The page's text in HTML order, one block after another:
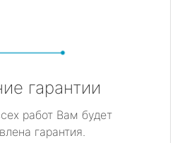
гарантии
работ Вам будет
гарантия.